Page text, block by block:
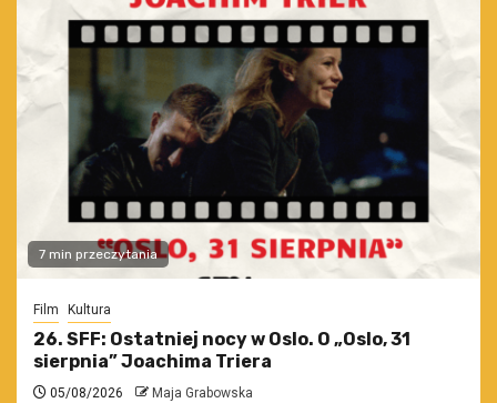
7 min przeczytania
Film Kultura
26. SFF: Ostatniej nocy w Oslo. O „Oslo, 31
sierpnia” Joachima Triera
05/08/2026 Maja Grabowska